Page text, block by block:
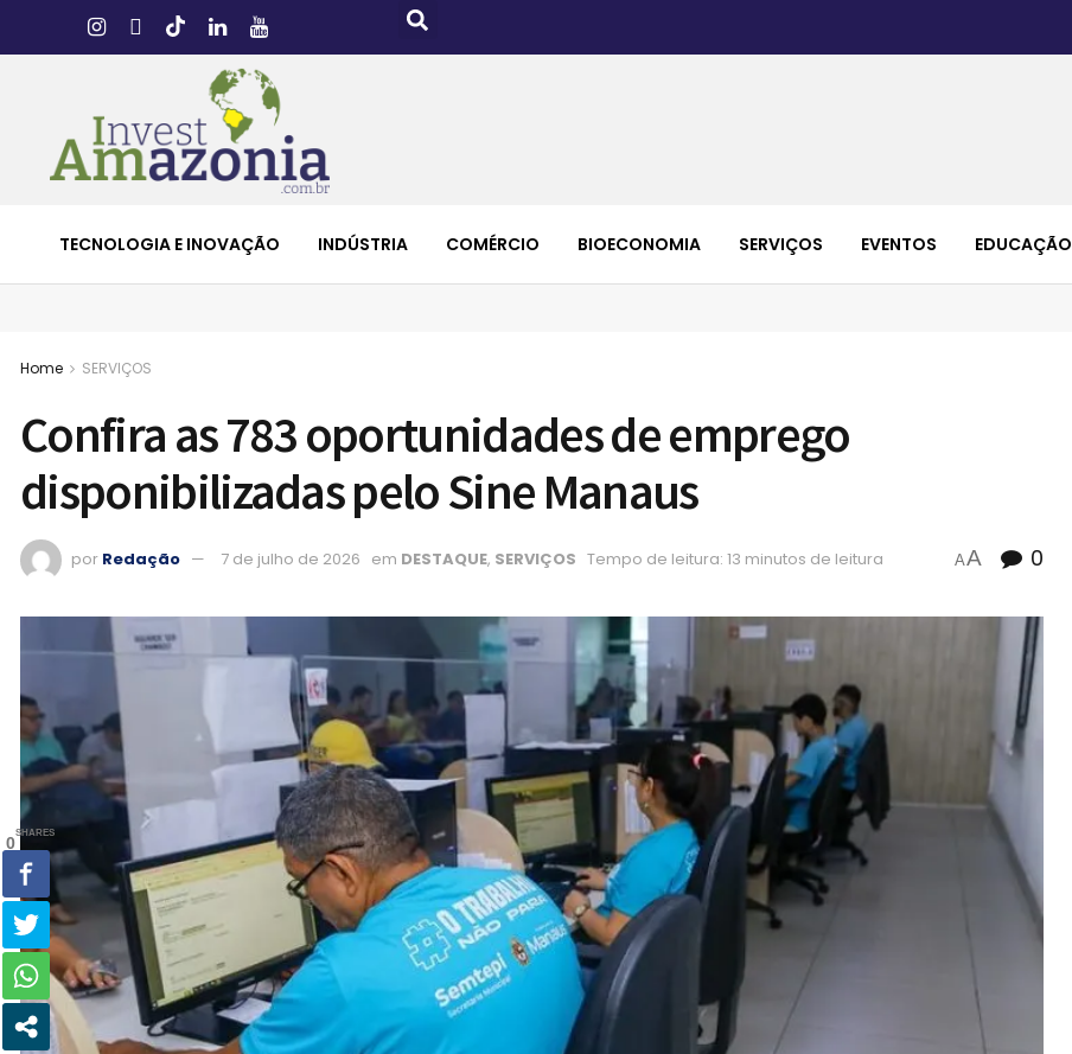
TECNOLOGIA E INOVAÇÃO INDÚSTRIA COMÉRCIO BIOECONOMIA SERVIÇOS EVENTOS EDUCAÇÃO
Home SERVIÇOS
Confira as 783 oportunidades de emprego
disponibilizadas pelo Sine Manaus
por Redação 7 de julho de 2026 em DESTAQUE, SERVIÇOS Tempo de leitura: 13 minutos de leitura AA 0
0
SHARES